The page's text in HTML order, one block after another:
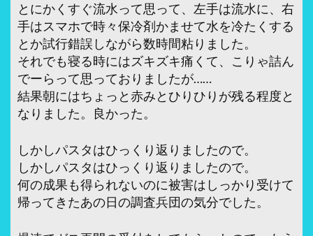
とにかくすぐ流水って思って、左手は流水に、右
手はスマホで時々保冷剤かませて水を冷たくする
とか試行錯誤しながら数時間粘りました。
それでも寝る時にはズキズキ痛くて、こりゃ詰ん
でーらって思っておりましたが……
結果朝にはちょっと赤みとひりひりが残る程度と
なりました。良かった。
しかしパスタはひっくり返りましたので。
しかしパスタはひっくり返りましたので。
何の成果も得られないのに被害はしっかり受けて
帰ってきたあの日の調査兵団の気分でした。